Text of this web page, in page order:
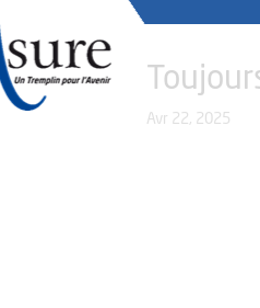
Avr 22, 2025